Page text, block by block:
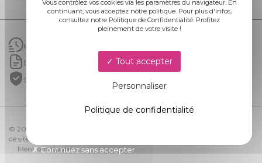
Intervention rapide
Devis gratuit sans engagement
Structure garantie 50ans
© 2026 AQUA PENSEZ-VOUS ? | LINKWEB Création et référencement
de sites internet
Mentions légales
Vous contrôlez vos cookies via les paramètres du navigateur. En
continuant, vous acceptez notre politique. Pour plus d'infos,
consultez notre Politique de Confidentialité. Profitez
pleinement de votre visite !
Tout accepter
Personnaliser
Politique de confidentialité
Continuez sans accepter